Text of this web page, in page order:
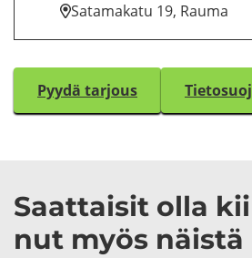
Sa­ta­ma­ka­tu 19, Rauma
Pyydä tar­jous
Saat­tai­sit olla
nut myös näis­tä